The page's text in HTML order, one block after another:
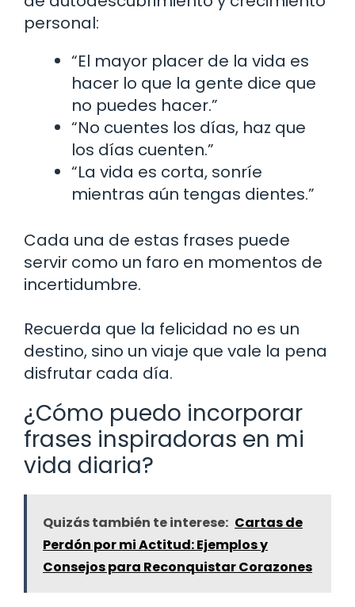
personal:
“El mayor placer de la vida es
hacer lo que la gente dice que
no puedes hacer.”
“No cuentes los días, haz que
los días cuenten.”
“La vida es corta, sonríe
mientras aún tengas dientes.”
Cada una de estas frases puede
servir como un faro en momentos de
incertidumbre.
Recuerda que la felicidad no es un
destino, sino un viaje que vale la pena
disfrutar cada día.
¿Cómo puedo incorporar
frases inspiradoras en mi
vida diaria?
Quizás también te interese: Cartas de
Perdón por mi Actitud: Ejemplos y
Consejos para Reconquistar Corazones